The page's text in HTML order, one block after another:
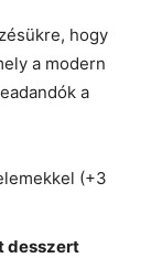
hogy
a modern
a
(+3
desszert